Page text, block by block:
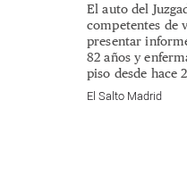
El auto del
competentes de
presentar
82 años y
piso desde hace
El Salto Madrid